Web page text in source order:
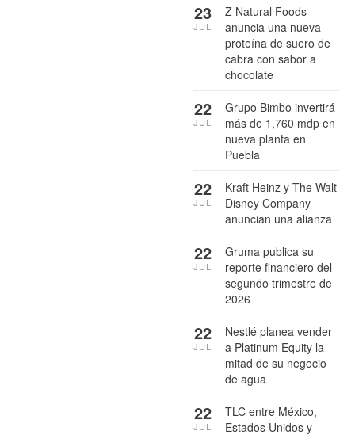
Z Natural Foods
anuncia una nueva
proteína de suero de
cabra con sabor a
chocolate
23
JUL
Grupo Bimbo invertirá
más de 1,760 mdp en
nueva planta en
Puebla
22
JUL
Kraft Heinz y The Walt
Disney Company
anuncian una alianza
22
JUL
Gruma publica su
reporte financiero del
segundo trimestre de
2026
22
JUL
Nestlé planea vender
a Platinum Equity la
mitad de su negocio
de agua
22
JUL
TLC entre México,
Estados Unidos y
22
JUL